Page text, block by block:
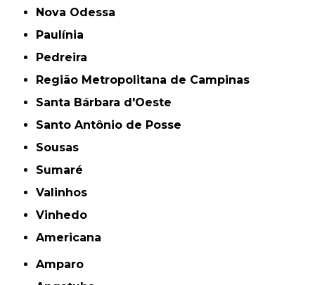
Nova Odessa
Paulínia
Pedreira
Região Metropolitana de Campinas
Santa Bárbara d'Oeste
Santo Antônio de Posse
Sousas
Sumaré
Valinhos
Vinhedo
americana
Amparo